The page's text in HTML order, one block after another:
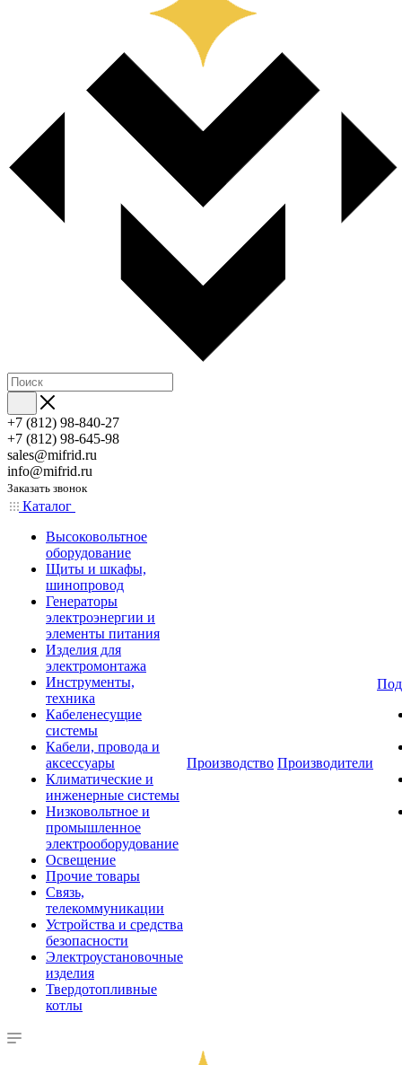
+7 (812) 98-840-27
+7 (812) 98-645-98
sales@mifrid.ru
info@mifrid.ru
Заказать звонок
Каталог
Высоковольтное
оборудование
Щиты и шкафы,
шинопровод
Генераторы
электроэнергии и
элементы питания
Изделия для
электромонтажа
Инструменты,
техника
Кабеленесущие
системы
Кабели, провода и
аксессуары
Климатические и
инженерные системы
Низковольтное и
промышленное
электрооборудование
Освещение
Прочие товары
Связь,
телекоммуникации
Устройства и средства
безопасности
Электроустановочные
изделия
Твердотопливные
котлы
Производство Производители